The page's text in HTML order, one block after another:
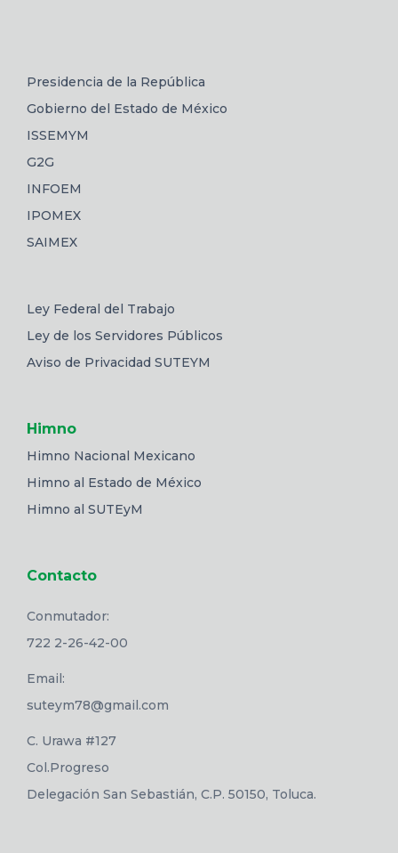
Presidencia de la República
Gobierno del Estado de México
ISSEMYM
G2G
INFOEM
IPOMEX
SAIMEX
Ley Federal del Trabajo
Ley de los Servidores Públicos
Aviso de Privacidad SUTEYM
Himno
Himno Nacional Mexicano
Himno al Estado de México
Himno al SUTEyM
Contacto
Conmutador:
722 2-26-42-00
Email:
suteym78@gmail.com
C. Urawa #127
Col.Progreso
Delegación San Sebastián, C.P. 50150, Toluca.